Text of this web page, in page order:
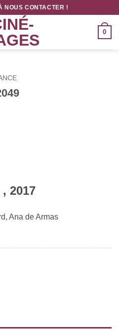
NOUS CONTACTER !
0
2017
Ana de Armas